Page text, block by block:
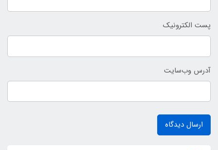
پست الکترونیک
آدرس وب‌سایت
ارسال دیدگاه